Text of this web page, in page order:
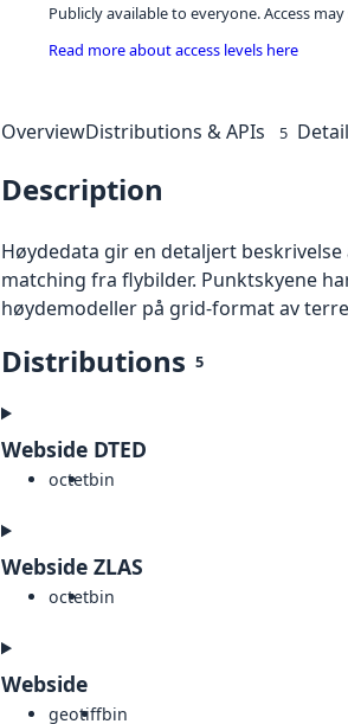
Publicly available to everyone. Access
Read more about access levels here
OverviewDistributions & APIs 5
Description
Høydedata gir en detaljert
matching fra flybilder. Punktskyene
høydemodeller på grid-format av
Distributions 5
Webside DTED
octetbin
Webside ZLAS
octetbin
Webside
geotiffbin